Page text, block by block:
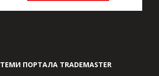
ТЕМИ ПОРТАЛА TRADEMASTER